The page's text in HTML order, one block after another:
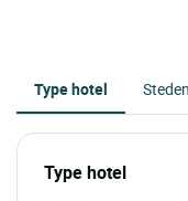
Type hotel
Type hotel